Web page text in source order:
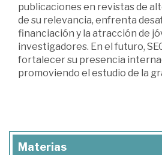
publicaciones en revistas de
de su relevancia, enfrenta
financiación y la atracción de
investigadores. En el futuro,
fortalecer su presencia
promoviendo el estudio de la
Materias